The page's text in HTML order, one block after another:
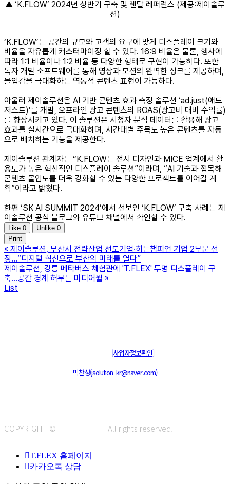
▲ ‘K.FLOW’ 2024년 상반기 구축 및 렌탈 레퍼런스 (제공:제이솔루
션)
‘K.FLOW’는 공간의 규모와 고객의 요구에 맞게 디스플레이 크기와
비율을 자유롭게 커스터마이징 할 수 있다. 16:9 비율은 물론, 행사에
따라 1:1 비율이나 1:2 비율 등 다양한 형태로 구현이 가능하다. 또한
독자 개발 소프트웨어를 통해 영상과 모션의 완벽한 싱크를 제공하며,
몰입감을 극대화하는 역동적 콘텐츠 표현이 가능하다.
아울러 제이솔루션은 AI 기반 콘텐츠 효과 측정 솔루션 ‘ad.just(애드
저스트)’를 개발, 오프라인 광고 콘텐츠의 ROAS(광고비 대비 수익률)
를 향상시키고 있다. 이 솔루션은 시청자 분석 데이터를 활용해 광고
효과를 실시간으로 극대화하며, 시간대별 주목도 높은 콘텐츠를 자동
으로 배치하는 기능을 제공한다.
제이솔루션 관계자는 “K.FLOW는 전시 디자인과 MICE 업계에서 활
용도가 높은 혁신적인 디스플레이 솔루션”이라며, “AI 기술과 접목해
콘텐츠 몰입도를 더욱 강화할 수 있는 다양한 프로젝트를 이어갈 계
획”이라고 밝혔다.
한편 ‘SK AI SUMMIT 2024’에서 선보인 ‘K.FLOW’ 구축 사례는 제
이솔루션 공식 블로그와 유튜브 채널에서 확인할 수 있다.
Like 0 Unlike 0
Print
« 제이솔루션, 부산시 전략산업 선도기업·히든챔피언 기업 2부문 선
정…“디지털 혁신으로 부산의 미래를 열다”
제이솔루션, 강릉 메타버스 체험관에 'T.FLEX' 투명 디스플레이 구
축…공간 경계 허무는 미디어월 »
List
[사업자정보확인]
박찬성(jsolution_kr@naver.com)
COPYRIGHT © All rights reserved.
T.FLEX 홈페이지
카카오톡 상담